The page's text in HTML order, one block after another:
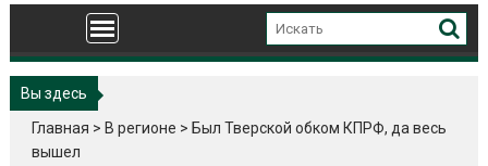
Вы здесь
Главная > В регионе > Был Тверской обком КПРФ, да весь
вышел